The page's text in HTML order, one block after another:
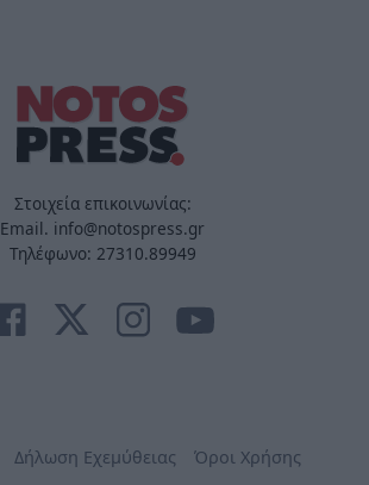
Στοιχεία επικοινωνίας:
Email. info@notospress.gr
Τηλέφωνο: 27310.89949
Δήλωση Εχεμύθειας Όροι Χρήσης